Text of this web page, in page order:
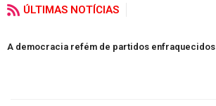
ÚLTIMAS NOTÍCIAS
A democracia refém de partidos enfraquecidos